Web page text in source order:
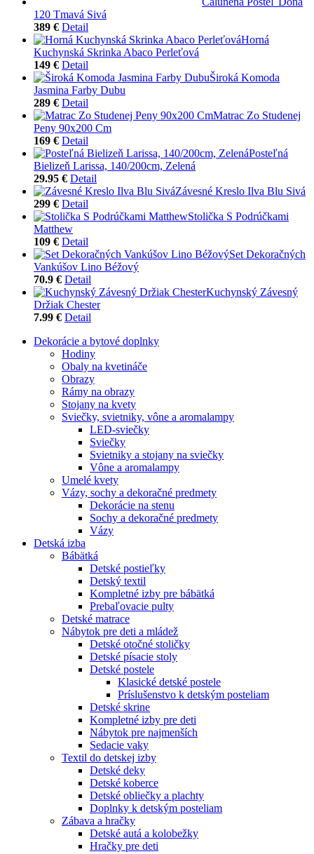
120 Tmavá Sivá
389 € Detail
Horná
Kuchynská Skrinka Abaco Perleťová
149 € Detail
Široká Komoda
Jasmina Farby Dubu
289 € Detail
Matrac Zo Studenej
Peny 90x200 Cm
169 € Detail
Posteľná
Bielizeň Larissa, 140/200cm, Zelená
29.95 € Detail
Závesné Kreslo Ilva Blu Sivá
299 € Detail
Stolička S Podrúčkami
Matthew
109 € Detail
Set Dekoračných
Vankúšov Lino Béžový
70.9 € Detail
Kuchynský Závesný
Držiak Chester
7.99 € Detail
Dekorácie a bytové doplnky
Hodiny
Obaly na kvetináče
Obrazy
Rámy na obrazy
Stojany na kvety
Sviečky, svietniky, vône a aromalampy
LED-sviečky
Sviečky
Svietniky a stojany na sviečky
Vône a aromalampy
Umelé kvety
Vázy, sochy a dekoračné predmety
Dekorácie na stenu
Sochy a dekoračné predmety
Vázy
Detská izba
Bábätká
Detské postieľky
Detský textil
Kompletné izby pre bábätká
Prebaľovacie pulty
Detské matrace
Nábytok pre deti a mládež
Detské otočné stoličky
Detské písacie stoly
Detské postele
Klasické detské postele
Príslušenstvo k detským posteliam
Detské skrine
Kompletné izby pre deti
Nábytok pre najmenších
Sedacie vaky
Textil do detskej izby
Detské deky
Detské koberce
Detské obliečky a plachty
Doplnky k detským posteliam
Zábava a hračky
Detské autá a kolobežky
Hračky pre deti